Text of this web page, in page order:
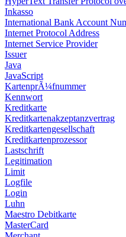
Inkasso
International Bank Account
Internet Protocol Address
Internet Service Provider
Issuer
Java
JavaScript
KartenprÃ¼fnummer
Kennwort
Kreditkarte
Kreditkartenakzeptanzvertrag
Kreditkartengesellschaft
Kreditkartenprozessor
Lastschrift
Legitimation
Limit
Logfile
Login
Luhn
Maestro Debitkarte
MasterCard